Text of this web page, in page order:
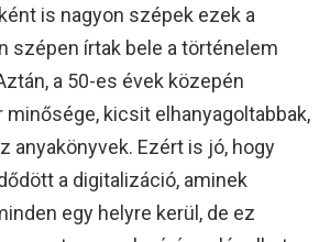
is nagyon szépek ezek a
szépen írtak bele a történelem
a 50-es évek közepén
minősége, kicsit elhanyagoltabbak,
anyakönyvek. Ezért is jó, hogy
a digitalizáció, aminek
egy helyre kerül, de ez